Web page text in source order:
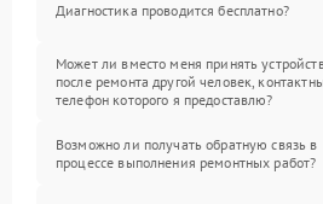
Диагностика проводится бесплатно?
Может ли вместо меня принять
после ремонта другой человек,
телефон которого я предоставлю?
Возможно ли получать обратную связь в
процессе выполнения ремонтных работ?